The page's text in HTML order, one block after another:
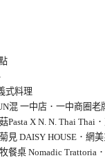
式料理
混 一中店．一中商圈
Pasta X N. N. Thai
見 DAISY HOUSE．網
餐桌 Nomadic Trattoria